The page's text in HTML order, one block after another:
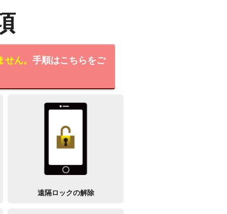
ん。 手順はこちらをご
遠隔ロックの解除